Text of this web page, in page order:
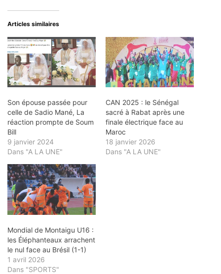
Articles similaires
Son épouse passée pour
celle de Sadio Mané, La
réaction prompte de Soum
Bill
9 janvier 2024
Dans "A LA UNE"
CAN 2025 : le Sénégal
sacré à Rabat après une
finale électrique face au
Maroc
18 janvier 2026
Dans "A LA UNE"
Mondial de Montaigu U16 :
les Éléphanteaux arrachent
le nul face au Brésil (1-1)
1 avril 2026
Dans "SPORTS"